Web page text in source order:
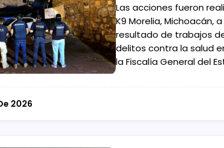
Las acciones fueron
K9 Morelia, Michoacán,
resultado de trabajos
delitos contra la salud
la Fiscalía General del
2026